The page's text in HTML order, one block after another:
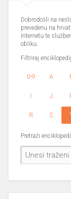
Dobrodošli na
prevedenu na
Internetu te
obliku.
Filtriraj
0-9 A
I J
R S
Pretraži